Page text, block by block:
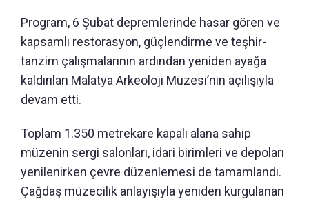
Program, 6 Şubat depremlerinde hasar gören ve
kapsamlı restorasyon, güçlendirme ve teşhir-
tanzim çalışmalarının ardından yeniden ayağa
kaldırılan Malatya Arkeoloji Müzesi’nin açılışıyla
devam etti.
Toplam 1.350 metrekare kapalı alana sahip
müzenin sergi salonları, idari birimleri ve depoları
yenilenirken çevre düzenlemesi de tamamlandı.
Çağdaş müzecilik anlayışıyla yeniden kurgulanan